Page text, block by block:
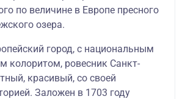
по величине в Европе пресного
озера.
город, с национальным
колоритом, ровесник Санкт-
красивый, со своей
Заложен в 1703 году